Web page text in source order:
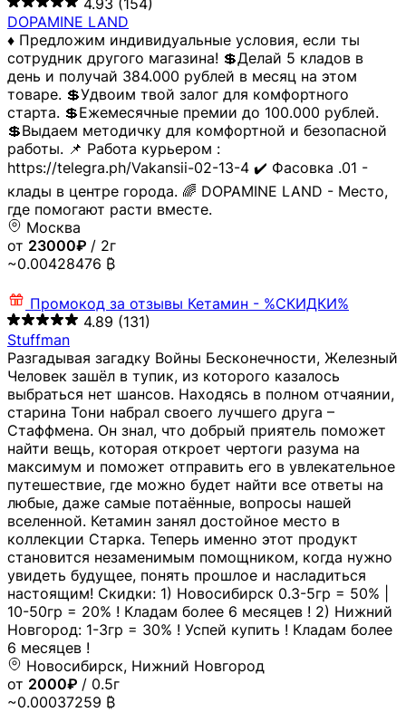
4.93 (154)
DOPAMINE LAND
♦️ Предложим индивидуальные условия, если ты
сотрудник другого магазина! 💲Делай 5 кладов в
день и получай 384.000 рублей в месяц на этом
товаре. 💲Удвоим твой залог для комфортного
старта. 💲Ежемесячные премии до 100.000 рублей.
💲Выдаем методичку для комфортной и безопасной
работы. 📌 Работа курьером :
https://telegra.ph/Vakansii-02-13-4 ✔️ Фасовка .01 -
клады в центре города. 🌈 DOPAMINE LAND - Место,
где помогают расти вместе.
Москва
от 23000₽ / 2г
~0.00428476 ₿
Промокод за отзывы Кетамин - %СКИДКИ%
4.89 (131)
Stuffman
Разгадывая загадку Войны Бесконечности, Железный
Человек зашёл в тупик, из которого казалось
выбраться нет шансов. Находясь в полном отчаянии,
старина Тони набрал своего лучшего друга –
Стаффмена. Он знал, что добрый приятель поможет
найти вещь, которая откроет чертоги разума на
максимум и поможет отправить его в увлекательное
путешествие, где можно будет найти все ответы на
любые, даже самые потаённые, вопросы нашей
вселенной. Кетамин занял достойное место в
коллекции Старка. Теперь именно этот продукт
становится незаменимым помощником, когда нужно
увидеть будущее, понять прошлое и насладиться
настоящим! Скидки: 1) Новосибирск 0.3-5гр = 50% |
10-50гр = 20% ! Кладам более 6 месяцев ! 2) Нижний
Новгород: 1-3гр = 30% ! Успей купить ! Кладам более
6 месяцев !
Новосибирск, Нижний Новгород
от 2000₽ / 0.5г
~0.00037259 ₿